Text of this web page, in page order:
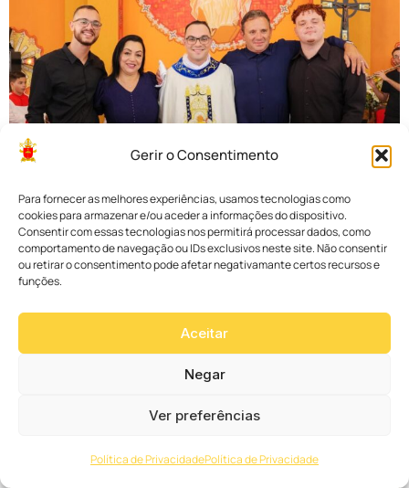
Gerir o Consentimento
Para fornecer as melhores experiências, usamos tecnologias como
cookies para armazenar e/ou aceder a informações do dispositivo.
Consentir com essas tecnologias nos permitirá processar dados, como
comportamento de navegação ou IDs exclusivos neste site. Não consentir
ou retirar o consentimento pode afetar negativamante certos recursos e
funções.
Aceitar
Negar
Ver preferências
Política de PrivacidadePolítica de Privacidade